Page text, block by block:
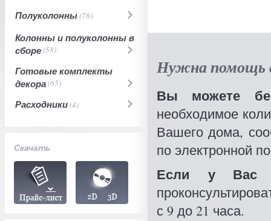
Полуколонны(78)
Колонны и полуколонны в
сборе(58)
Готовые комплекты
декора(65)
Расходники(4)
Скачать
Нужна помощь
Вы можете
необходимое
Вашего дома,
по электронной
Если у Вас
с 9 до 21 часа.